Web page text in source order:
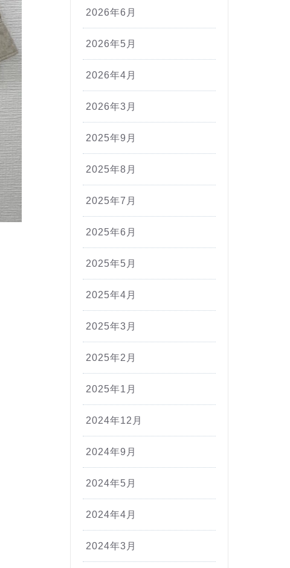
2026年6月
2026年5月
2026年4月
2026年3月
2025年9月
2025年8月
2025年7月
2025年6月
2025年5月
2025年4月
2025年3月
2025年2月
2025年1月
2024年12月
2024年9月
2024年5月
2024年4月
2024年3月